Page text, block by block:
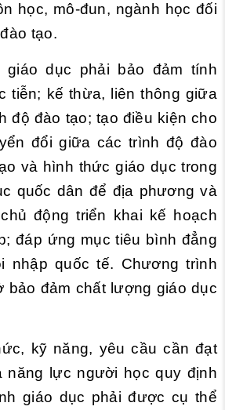
học, mô-đun, ngành học đối
tạo.
giáo dục phải bảo đảm tính
tiễn; kế thừa, liên thông giữa
độ đào tạo; tạo điều kiện cho
đổi giữa các trình độ đào
và hình thức giáo dục trong
quốc dân để địa phương và
động triển khai kế hoạch
đáp ứng mục tiêu bình đẳng
nhập quốc tế. Chương trình
bảo đảm chất lượng giáo dục
kỹ năng, yêu cầu cần đạt
năng lực người học quy định
giáo dục phải được cụ thể